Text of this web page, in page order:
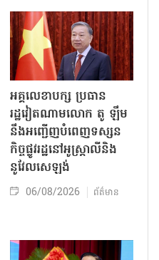
អគ្គលេខាបក្ស ប្រធាន
រដ្ឋវៀតណាមលោក តូ ឡឹម
នឹងអញ្ជើញបំពេញទស្សន
កិច្ចផ្លូវរដ្ឋនៅអូស្ត្រាលីនិង
នូវែលសេឡង់
06/08/2026 ព័ត៌មាន